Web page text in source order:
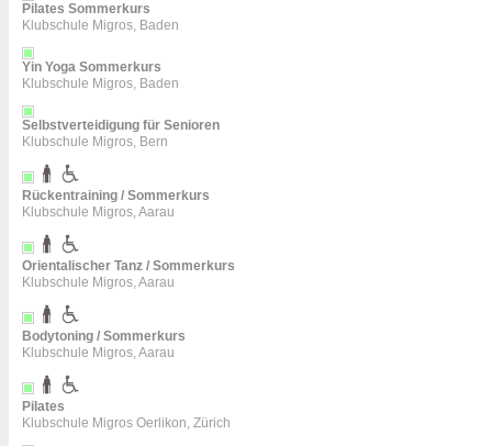
Pilates Sommerkurs
Klubschule Migros, Baden
Yin Yoga Sommerkurs
Klubschule Migros, Baden
Selbstverteidigung für Senioren
Klubschule Migros, Bern
Rückentraining / Sommerkurs
Klubschule Migros, Aarau
Orientalischer Tanz / Sommerkurs
Klubschule Migros, Aarau
Bodytoning / Sommerkurs
Klubschule Migros, Aarau
Pilates
Klubschule Migros Oerlikon, Zürich